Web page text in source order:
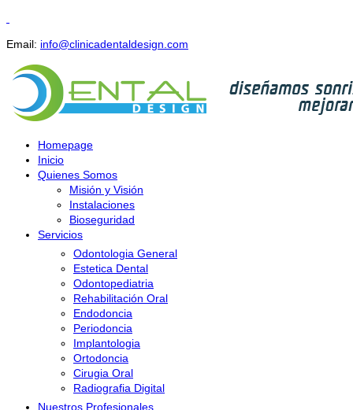
Email: info@clinicadentaldesign.com
Homepage
Inicio
Quienes Somos
Misión y Visión
Instalaciones
Bioseguridad
Servicios
Odontologia General
Estetica Dental
Odontopediatria
Rehabilitación Oral
Endodoncia
Periodoncia
Implantologia
Ortodoncia
Cirugia Oral
Radiografia Digital
Nuestros Profesionales